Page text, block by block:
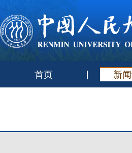
首页 新